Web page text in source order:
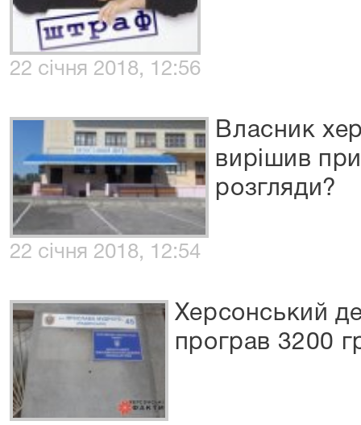
22 січня 2018, 12:56
Власник
вирішив
розгляди?
22 січня 2018, 12:54
Херсонський
програв 3200